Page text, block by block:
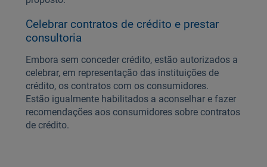
Celebrar contratos de crédito e prestar
consultoria
Embora sem conceder crédito, estão autorizados a
celebrar, em representação das instituições de
crédito, os contratos com os consumidores.
Estão igualmente habilitados a aconselhar e fazer
recomendações aos consumidores sobre contratos
de crédito.